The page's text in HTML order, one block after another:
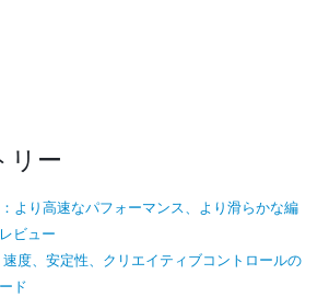
リー
より高速なパフォーマンス、より滑らかな編
ビュー
度、安定性、クリエイティブコントロールの
ド